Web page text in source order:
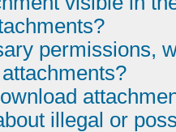
permissions,
illegal or